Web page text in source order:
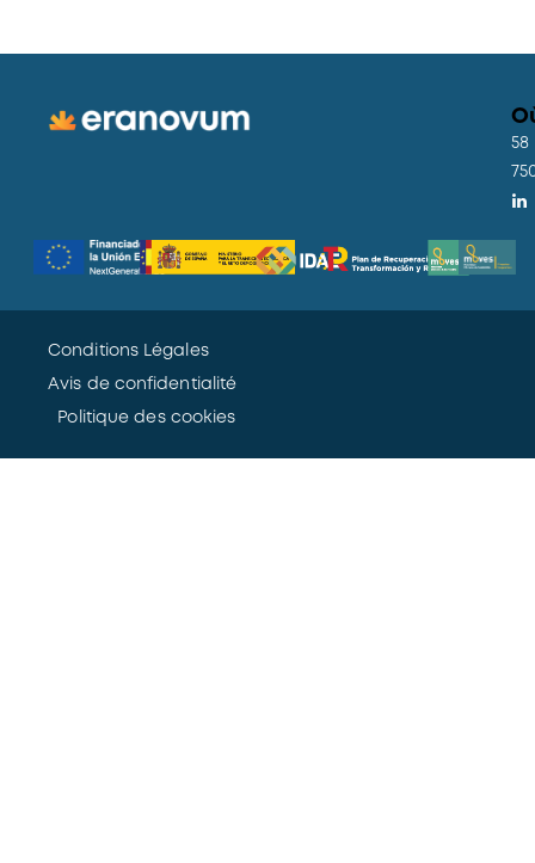
58
Conditions Légales
Avis de confidentialité
Politique des cookies